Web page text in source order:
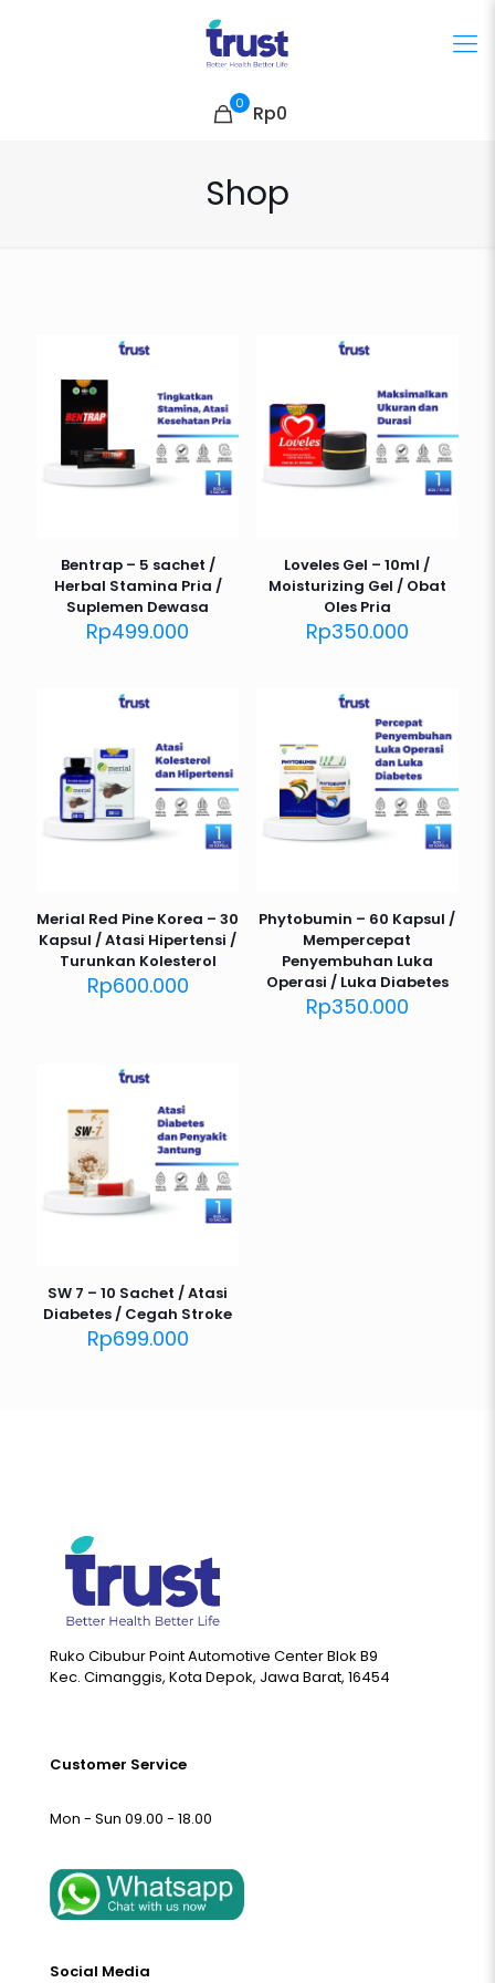
0 Rp0
Shop
Bentrap – 5 sachet /
Herbal Stamina Pria /
Suplemen Dewasa
Rp499.000
Loveles Gel – 10ml /
Moisturizing Gel / Obat
Oles Pria
Rp350.000
Merial Red Pine Korea – 30
Kapsul / Atasi Hipertensi /
Turunkan Kolesterol
Rp600.000
Phytobumin – 60 Kapsul /
Mempercepat
Penyembuhan Luka
Operasi / Luka Diabetes
Rp350.000
SW 7 – 10 Sachet / Atasi
Diabetes / Cegah Stroke
Rp699.000
Ruko Cibubur Point Automotive Center Blok B9
Kec. Cimanggis, Kota Depok, Jawa Barat, 16454
Customer Service
Mon - Sun 09.00 - 18.00
Social Media